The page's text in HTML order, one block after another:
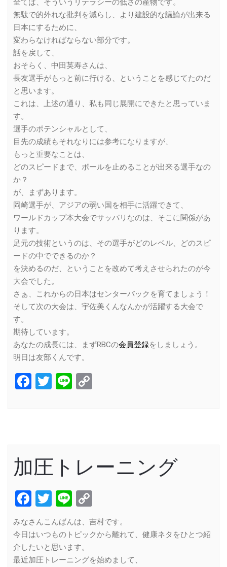
全ては、そういうリテラシーの低さの産物です。
無駄で的外れな批判を減らし、より建設的な議論が出来る
日本にするために、
変わらなければならない部分です。
話を戻して、
おそらく、中田英寿さんは、
長友選手がもっと前に行ける、ということを感じてたのだ
と思います。
これは、上述の通り、私も同じ展開にできたと思っていま
す。
選手のポテンシャルとして、
目先の成績もそれなりには参考になりますが、
もっと重要なことは、
どのスピードまで、ボールを止めることが出来る選手なの
か？
が、まずあります。
岡崎選手が、アジアの弱い国を相手に活躍できて、
ワールドカップ本大会でサッパリなのは、そこに関係があ
ります。
足元の技術というのは、その選手がどのレベル、どのスピ
ードの中でできるのか？
を決めるのだ、ということを改めて考えさせられたのが今
大会でした。
さぁ、これからの日本はセンターバックを育てましょう！
そして次の大会は、宇佐美くんなんかが活躍する大会で
す。
期待しています。
あなたの成長には、まずRBCの会員登録をしましょう。
明日は友部くんです。
Facebook
Twitter
Line
加圧トレーニング
Facebook
Twitter
Line
Link
みなさんこんばんは、吉村です。
今日はいつものトピックから離れて、健康ネタをひとつ紹
介したいと思います。
最近加圧トレーニングを始めまして、